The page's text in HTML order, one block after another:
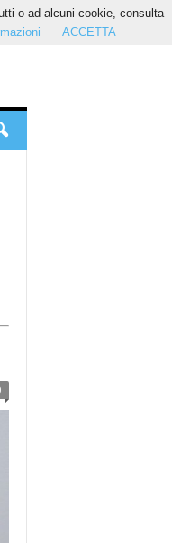
o ad alcuni cookie, consulta
ACCETTA